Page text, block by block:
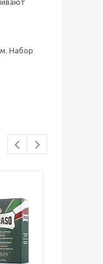
Набор